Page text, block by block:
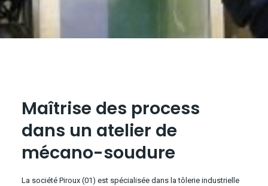
Maîtrise des process
dans un atelier de
mécano-soudure
La société Piroux (01) est spécialisée dans la tôlerie industrielle